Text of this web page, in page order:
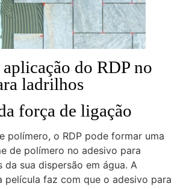
do RDP no
ladrilhos
força de ligação
polímero, o RDP pode formar uma
de polímero no adesivo para
da sua dispersão em água. A
película faz com que o adesivo para